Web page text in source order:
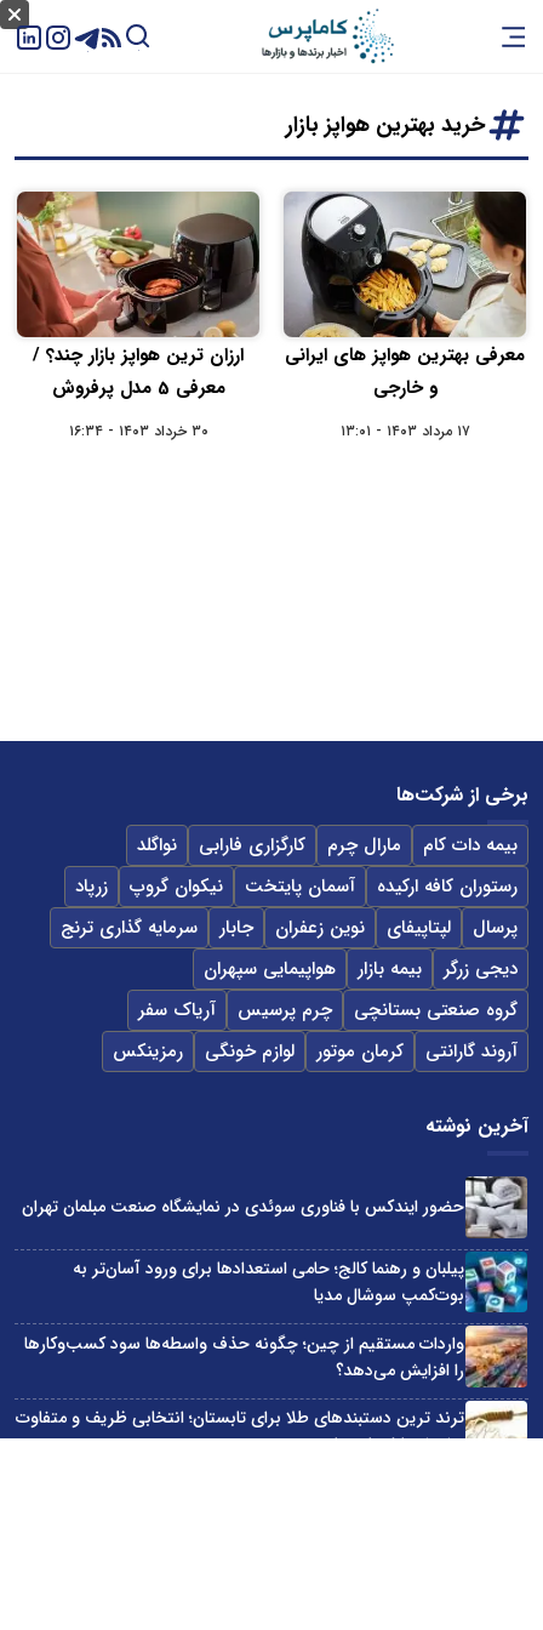
خرید بهترین هواپز بازار
معرفی بهترین هواپز های ایرانی
و خارجی
۱۷ مرداد ۱۴۰۳ - ۱۳:۰۱
ارزان ترین هواپز بازار چند؟ /
معرفی 5 مدل پرفروش
۳۰ خرداد ۱۴۰۳ - ۱۶:۳۴
برخی از شرکت‌ها
بیمه دات کام مارال چرم کارگزاری فارابی
نواگلد
رستوران کافه ارکیده
آسمان پایتخت نیکوان گروپ
زرپاد
پرسال
لپتاپیفای نوین زعفران جابار
سرمایه گذاری ترنج
دیجی زرگر
بیمه بازار
هواپیمایی سپهران
گروه صنعتی بستانچی
چرم پرسیس
آریاک سفر
آروند گارانتی
کرمان موتور لوازم خونگی رمزینکس
آخرین نوشته
حضور ایندکس با فناوری سوئدی در نمایشگاه صنعت مبلمان تهران
پیلبان و رهنما کالج؛ حامی استعدادها برای ورود آسان‌تر به
بوت‌کمپ سوشال مدیا
واردات مستقیم از چین؛ چگونه حذف واسطه‌ها سود کسب‌وکارها
را افزایش می‌دهد؟
ترند ترین دستبندهای طلا برای تابستان؛ انتخابی ظریف و متفاوت
برای استایل‌های خاص